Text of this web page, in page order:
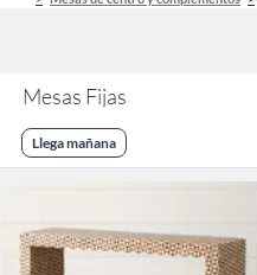
Mesas Fijas
Llega mañana